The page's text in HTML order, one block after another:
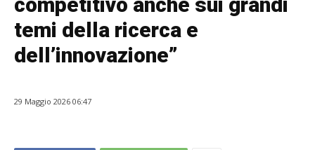
temi della ricerca e
dell’innovazione”
29 Maggio 2026 06:47